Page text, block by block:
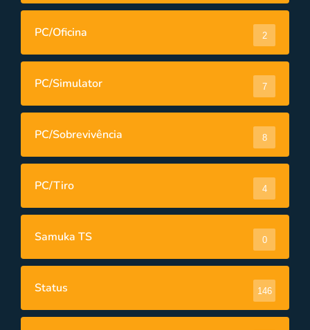
PC/Oficina 2
PC/Simulator 7
PC/Sobrevivência 8
PC/Tiro 4
Samuka TS 0
Status 146